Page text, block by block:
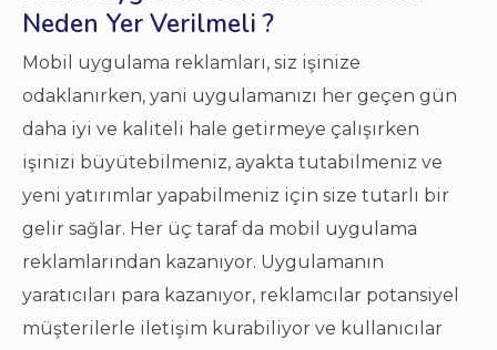
Neden Yer Verilmeli ?
Mobil uygulama reklamları, siz işinize
odaklanırken, yani uygulamanızı her geçen gün
daha iyi ve kaliteli hale getirmeye çalışırken
işinizi büyütebilmeniz, ayakta tutabilmeniz ve
yeni yatırımlar yapabilmeniz için size tutarlı bir
gelir sağlar. Her üç taraf da mobil uygulama
reklamlarından kazanıyor. Uygulamanın
yaratıcıları para kazanıyor, reklamcılar potansiyel
müşterilerle iletişim kurabiliyor ve kullanıcılar